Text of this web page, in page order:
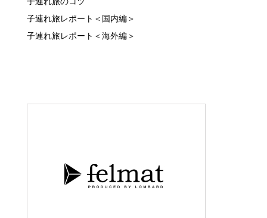
子連れ旅レポート＜国内編＞
子連れ旅レポート＜海外編＞